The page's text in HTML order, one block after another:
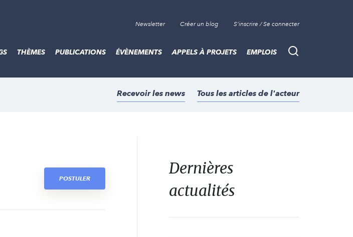
Newsletter Créer un blog S'inscrire / Se connecter
Recherche
THÈMES PUBLICATIONS ÉVÈNEMENTS APPELS À PROJETS EMPLOIS
Recevoir les news Tous les articles de l'acteur
POSTULER
Dernières
actualités